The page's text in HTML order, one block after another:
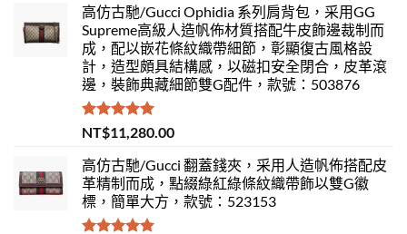
高仿古馳/Gucci Ophidia 系列肩背包，采用GG
Supreme高級人造帆佈材質搭配牛皮飾邊裁制而
成，配以嵌花條紋織帶細節，彰顯復古風格設
計，造型頗具結構感，以磁扣安全閉合，皮革滾
邊，裝飾典藏細節雙G配件，款號：503876
評分5.00
滿分 5
NT$11,280.00
高仿古馳/Gucci 翻蓋錢夾，采用人造帆佈搭配皮
革精制而成，點綴綠紅綠條紋織帶飾以雙G徽
標，簡單大方，款號：523153